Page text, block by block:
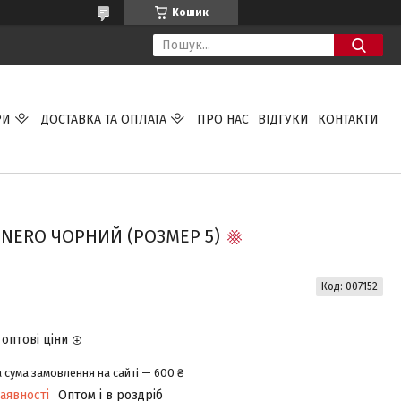
Кошик
ДОСТАВКА ТА ОПЛАТА ПРО НАС ВІДГУКИ КОНТАКТИ
NERO ЧОРНИЙ (РОЗМЕР 5)
ціни
сума замовлення на сайті — 600 ₴
Оптом і в роздріб
Код: 007152